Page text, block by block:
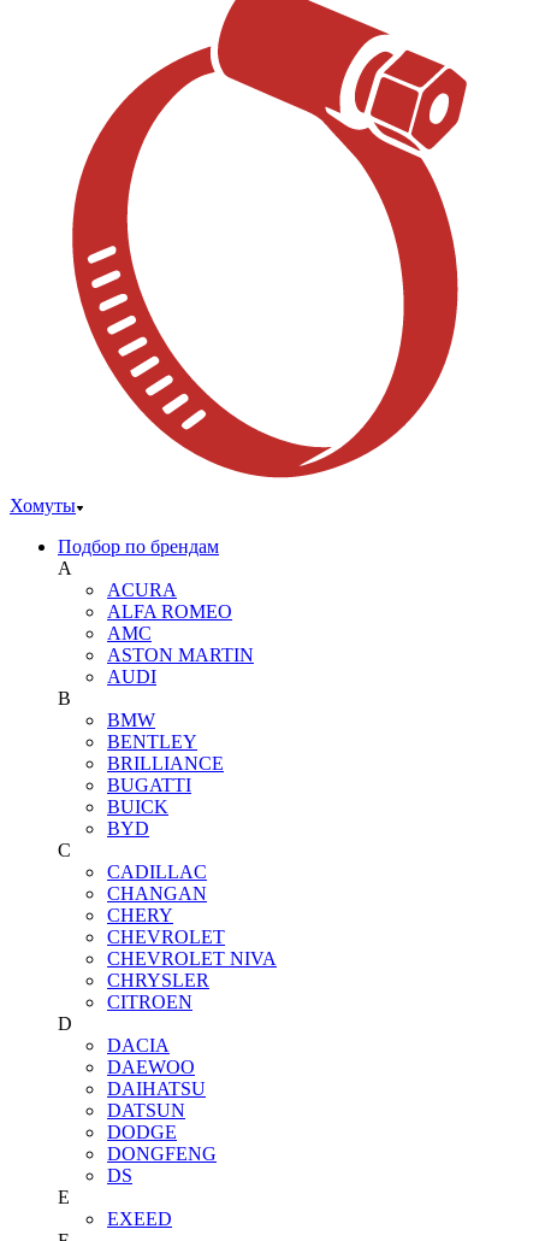
Хомуты
Подбор по брендам
A
ACURA
ALFA ROMEO
AMC
ASTON MARTIN
AUDI
B
BMW
BENTLEY
BRILLIANCE
BUGATTI
BUICK
BYD
C
CADILLAC
CHANGAN
CHERY
CHEVROLET
CHEVROLET NIVA
CHRYSLER
CITROEN
D
DACIA
DAEWOO
DAIHATSU
DATSUN
DODGE
DONGFENG
DS
E
EXEED